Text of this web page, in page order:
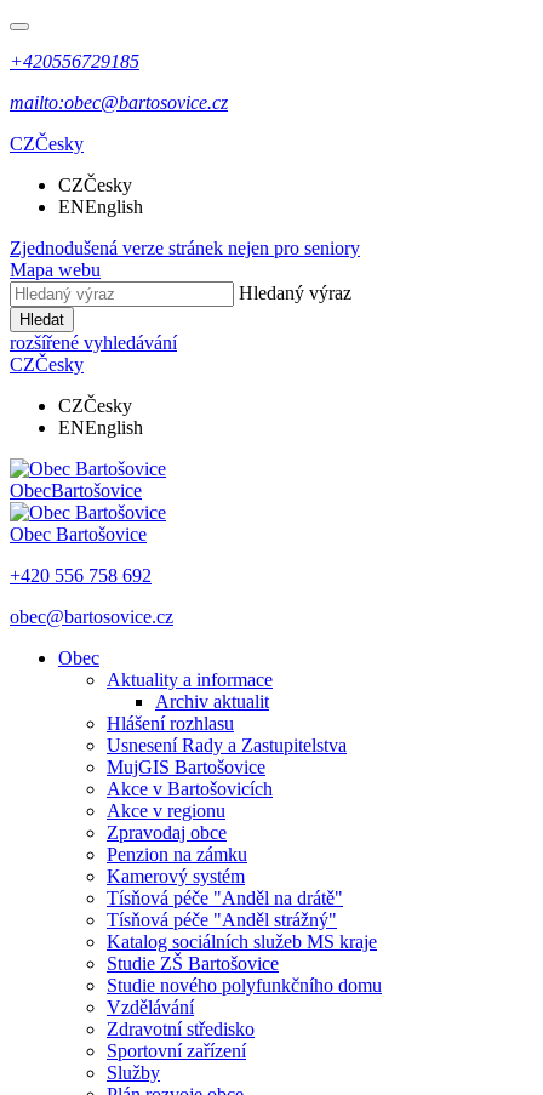
+420556729185
mailto:obec@bartosovice.cz
CZČesky
CZČesky
ENEnglish
Zjednodušená verze stránek nejen pro seniory
Mapa webu
Hledaný výraz
Hledat
rozšířené vyhledávání
CZČesky
CZČesky
ENEnglish
ObecBartošovice
Obec Bartošovice
+420 556 758 692
obec@bartosovice.cz
Obec
Aktuality a informace
Archiv aktualit
Hlášení rozhlasu
Usnesení Rady a Zastupitelstva
MujGIS Bartošovice
Akce v Bartošovicích
Akce v regionu
Zpravodaj obce
Penzion na zámku
Kamerový systém
Tísňová péče "Anděl na drátě"
Tísňová péče "Anděl strážný"
Katalog sociálních služeb MS kraje
Studie ZŠ Bartošovice
Studie nového polyfunkčního domu
Vzdělávání
Zdravotní středisko
Sportovní zařízení
Služby